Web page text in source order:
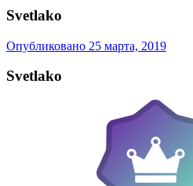
Svetlako
Опубликовано 25 марта, 2019
Svetlako